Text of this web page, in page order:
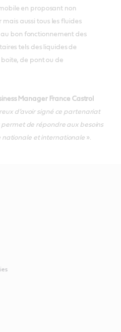
en proposant non
aussi tous les fluides
bon fonctionnement des
tels des liquides de
de pont ou de
Manager France Castrol
d’avoir signé ce partenariat
de répondre aux besoins
nationale et internationale ».